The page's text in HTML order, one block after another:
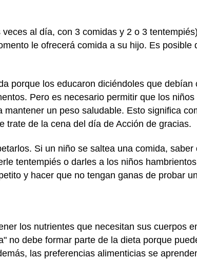
al día, con 3 comidas y 2 o 3
le ofrecerá comida a su hijo. Es posible
porque los educaron diciéndoles que debían
Pero es necesario permitir que los niños
un peso saludable. Esto significa
trate de la cena del día de Acción de gracias.
Si un niño se saltea una comida, saber
tentempiés o darles a los niños
y hacer que no tengan ganas de probar
los nutrientes que necesitan sus cuerpos
no debe formar parte de la dieta porque
las preferencias alimenticias se